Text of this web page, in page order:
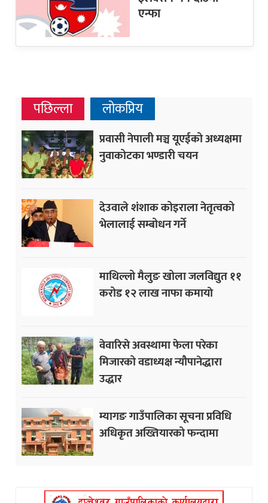
एन्फा
पछिल्ला लोकप्रिय
प्रवासी नेपाली मञ्च यूएईको अध्यक्षमा
नुवाकोटका भण्डारी चयन
देउवाले शंशाक कोइराला नेतृत्वको
भेलालाई सम्बोधन गर्ने
माथिल्लो मैलुङ खोला जलविद्युत ११
करोड १२ लाख नाफा कमायाे
वेवारिसे अवस्थामा फेला परेका
मिजारको वडाध्यक्ष न्यौपानेद्धारा
उद्धार
म्यागङ गाउँपालिका सूचना प्रविधि
अधिकृत अख्तियारको फन्दामा